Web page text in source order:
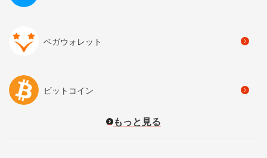
ベガウォレット
ビットコイン
もっと見る